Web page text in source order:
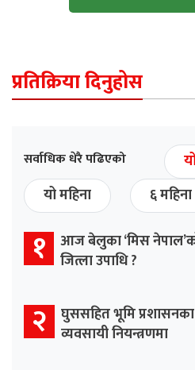
प्रतिक्रिया दिनुहोस
सर्वाधिक धेरै पढिएको
यो महिना
६ महिना
१
आज बेलुका ‘मिस
जित्ला उपाधि ?
२
घुससहित भूमि
व्यवसायी नियन्त्रणमा